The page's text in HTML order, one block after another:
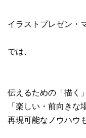
イラストプレゼン・
では、
伝えるための「描く
「楽しい・前向き
再現可能なノウハウ